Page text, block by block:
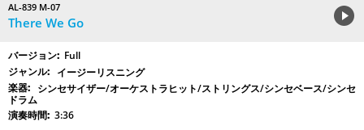
AL-839 M-07
There We Go
Full
イージーリスニング
シンセサイザー/オーケストラヒット/ストリングス/シンセベース/シンセ
ドラム
3:36